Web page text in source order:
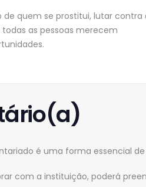
de quem se prostitui, lutar contra
as pessoas merecem
é uma forma essencial
com a instituição, poderá